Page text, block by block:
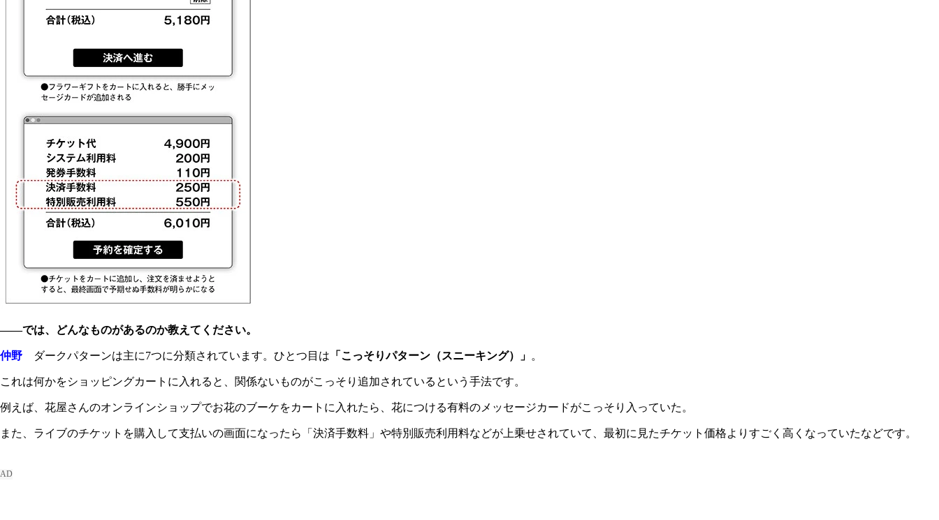
――では、どんなものがあるのか教えてください。
仲野 ダークパターンは主に7つに分類されています。ひとつ目は 「こっそりパターン（スニーキング）」 。
これは何かをショッピングカートに入れると、関係ないものがこっそり追加されているという手法です。
例えば、花屋さんのオンラインショップでお花のブーケをカートに入れたら、花につける有料のメッセージカードがこっそり入っていた。
また、ライブのチケットを購入して支払いの画面になったら「決済手数料」や特別販売利用料などが上乗せされていて、最初に見たチケット価格よりすごく高くなっていたなどです。